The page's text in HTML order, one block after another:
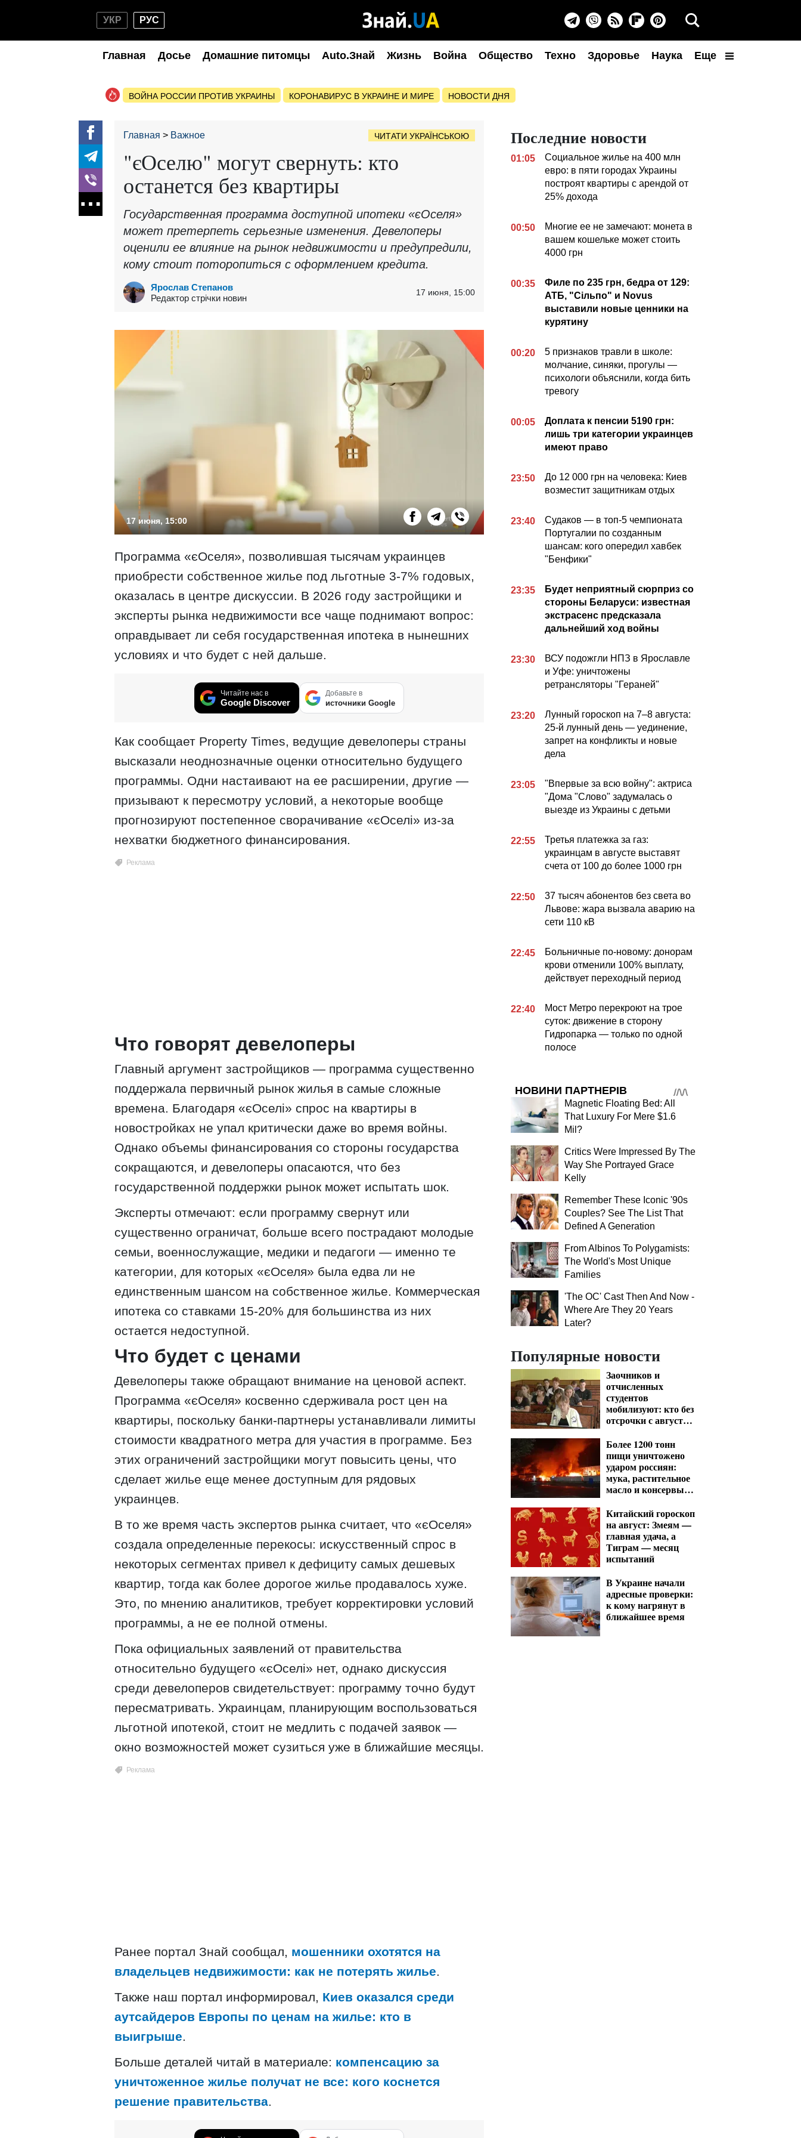
УКР РУС
Главная Досье Домашние питомцы Auto.Знай Жизнь Война Общество Техно Здоровье Наука Еще
ВОЙНА РОССИИ ПРОТИВ УКРАИНЫ КОРОНАВИРУС В УКРАИНЕ И МИРЕ НОВОСТИ ДНЯ
Главная Важное ЧИТАТИ УКРАЇНСЬКОЮ
"єОселю" могут свернуть: кто
останется без квартиры
Государственная программа доступной ипотеки «єОселя»
может претерпеть серьезные изменения. Девелоперы
оценили ее влияние на рынок недвижимости и предупредили,
кому стоит поторопиться с оформлением кредита.
Ярослав Степанов
Редактор стрічки новин
17 июня, 15:00
17 июня, 15:00
Программа «єОселя», позволившая тысячам украинцев
приобрести собственное жилье под льготные 3-7% годовых,
оказалась в центре дискуссии. В 2026 году застройщики и
эксперты рынка недвижимости все чаще поднимают вопрос:
оправдывает ли себя государственная ипотека в нынешних
условиях и что будет с ней дальше.
Читайте нас в
Google Discover
Добавьте в
источники Google
Как сообщает Property Times, ведущие девелоперы страны
высказали неоднозначные оценки относительно будущего
программы. Одни настаивают на ее расширении, другие —
призывают к пересмотру условий, а некоторые вообще
прогнозируют постепенное сворачивание «єОселі» из-за
нехватки бюджетного финансирования.
Что говорят девелоперы
Главный аргумент застройщиков — программа существенно
поддержала первичный рынок жилья в самые сложные
времена. Благодаря «єОселі» спрос на квартиры в
новостройках не упал критически даже во время войны.
Однако объемы финансирования со стороны государства
сокращаются, и девелоперы опасаются, что без
государственной поддержки рынок может испытать шок.
Эксперты отмечают: если программу свернут или
существенно ограничат, больше всего пострадают молодые
семьи, военнослужащие, медики и педагоги — именно те
категории, для которых «єОселя» была едва ли не
единственным шансом на собственное жилье. Коммерческая
ипотека со ставками 15-20% для большинства из них
остается недоступной.
Что будет с ценами
Девелоперы также обращают внимание на ценовой аспект.
Программа «єОселя» косвенно сдерживала рост цен на
квартиры, поскольку банки-партнеры устанавливали лимиты
стоимости квадратного метра для участия в программе. Без
этих ограничений застройщики могут повысить цены, что
сделает жилье еще менее доступным для рядовых
украинцев.
В то же время часть экспертов рынка считает, что «єОселя»
создала определенные перекосы: искусственный спрос в
некоторых сегментах привел к дефициту самых дешевых
квартир, тогда как более дорогое жилье продавалось хуже.
Это, по мнению аналитиков, требует корректировки условий
программы, а не ее полной отмены.
Пока официальных заявлений от правительства
относительно будущего «єОселі» нет, однако дискуссия
среди девелоперов свидетельствует: программу точно будут
пересматривать. Украинцам, планирующим воспользоваться
льготной ипотекой, стоит не медлить с подачей заявок —
окно возможностей может сузиться уже в ближайшие месяцы.
Ранее портал Знай сообщал, мошенники охотятся на
владельцев недвижимости: как не потерять жилье
Также наш портал информировал, Киев оказался среди
аутсайдеров Европы по ценам на жилье: кто в
выигрыше
Больше деталей читай в материале: компенсацию за
уничтоженное жилье получат не все: кого коснется
решение правительства
Последние новости
01:05
Социальное жилье на 400 млн
евро: в пяти городах Украины
построят квартиры с арендой от
25% дохода
00:50
Многие ее не замечают: монета в
вашем кошельке может стоить
4000 грн
00:35
Филе по 235 грн, бедра от 129:
АТБ, "Сільпо" и Novus
выставили новые ценники на
курятину
00:20
5 признаков травли в школе:
молчание, синяки, прогулы —
психологи объяснили, когда бить
тревогу
00:05
Доплата к пенсии 5190 грн:
лишь три категории украинцев
имеют право
23:50
До 12 000 грн на человека: Киев
возместит защитникам отдых
23:40
Судаков — в топ-5 чемпионата
Португалии по созданным
шансам: кого опередил хавбек
"Бенфики"
23:35
Будет неприятный сюрприз со
стороны Беларуси: известная
экстрасенс предсказала
дальнейший ход войны
23:30
ВСУ подожгли НПЗ в Ярославле
и Уфе: уничтожены
ретрансляторы "Гераней"
23:20
Лунный гороскоп на 7–8 августа:
25-й лунный день — уединение,
запрет на конфликты и новые
дела
23:05
"Впервые за всю войну": актриса
"Дома "Слово" задумалась о
выезде из Украины с детьми
22:55
Третья платежка за газ:
украинцам в августе выставят
счета от 100 до более 1000 грн
22:50
37 тысяч абонентов без света во
Львове: жара вызвала аварию на
сети 110 кВ
22:45
Больничные по-новому: донорам
крови отменили 100% выплату,
действует переходный период
22:40
Мост Метро перекроют на трое
суток: движение в сторону
Гидропарка — только по одной
полосе
НОВИНИ ПАРТНЕРІВ
Magnetic Floating Bed: All
That Luxury For Mere $1.6
Mil?
Critics Were Impressed By The
Way She Portrayed Grace
Kelly
Remember These Iconic '90s
Couples? See The List That
Defined A Generation
From Albinos To Polygamists:
The World's Most Unique
Families
'The OC' Cast Then And Now -
Where Are They 20 Years
Later?
Популярные новости
Заочников и
отчисленных
студентов
мобилизуют: кто без
отсрочки с августа
Более 1200 тонн
пищи уничтожено
ударом россиян:
мука, растительное
масло и консервы
полок
Китайский гороскоп
на август: Змеям —
главная удача, а
Тиграм — месяц
испытаний
В Украине начали
адресные проверки:
к кому нагрянут в
ближайшее время